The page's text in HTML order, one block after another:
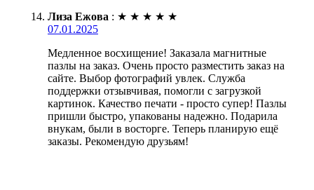
Лиза Ежова : ★ ★ ★ ★ ★
07.01.2025
Медленное восхищение! Заказала магнитные
пазлы на заказ. Очень просто разместить заказ на
сайте. Выбор фотографий увлек. Служба
поддержки отзывчивая, помогли с загрузкой
картинок. Качество печати - просто супер! Пазлы
пришли быстро, упакованы надежно. Подарила
внукам, были в восторге. Теперь планирую ещё
заказы. Рекомендую друзьям!